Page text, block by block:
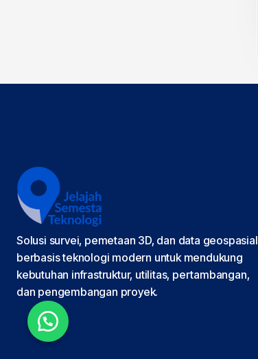
Solusi survei, pemetaan 3D, dan data geospasial
berbasis teknologi modern untuk mendukung
kebutuhan infrastruktur, utilitas, pertambangan,
dan pengembangan proyek.